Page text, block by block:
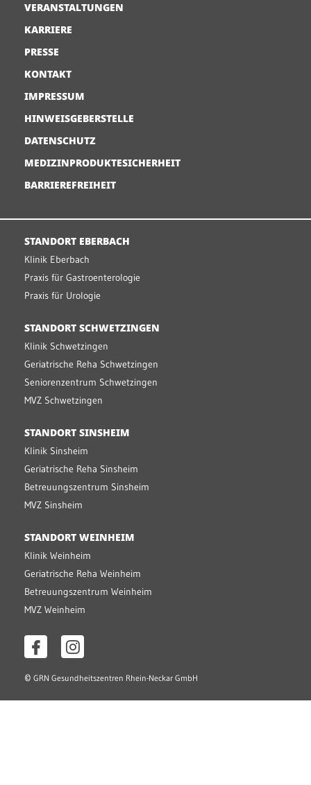
VERANSTALTUNGEN
KARRIERE
PRESSE
KONTAKT
IMPRESSUM
HINWEISGEBERSTELLE
DATENSCHUTZ
MEDIZINPRODUKTESICHERHEIT
BARRIEREFREIHEIT
STANDORT EBERBACH
Klinik Eberbach
Praxis für Gastroenterologie
Praxis für Urologie
STANDORT SCHWETZINGEN
Klinik Schwetzingen
Geriatrische Reha Schwetzingen
Seniorenzentrum Schwetzingen
MVZ Schwetzingen
STANDORT SINSHEIM
Klinik Sinsheim
Geriatrische Reha Sinsheim
Betreuungszentrum Sinsheim
MVZ Sinsheim
STANDORT WEINHEIM
Klinik Weinheim
Geriatrische Reha Weinheim
Betreuungszentrum Weinheim
MVZ Weinheim
© GRN Gesundheitszentren Rhein-Neckar GmbH